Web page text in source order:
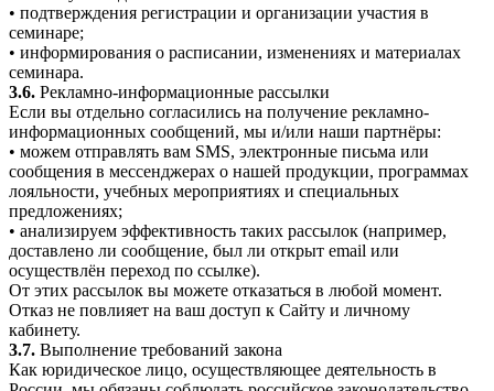
• подтверждения регистрации и организации участия в
семинаре;
• информирования о расписании, изменениях и материалах
семинара.
3.6. Рекламно-информационные рассылки
Если вы отдельно согласились на получение рекламно-
информационных сообщений, мы и/или наши партнёры:
• можем отправлять вам SMS, электронные письма или
сообщения в мессенджерах о нашей продукции, программах
лояльности, учебных мероприятиях и специальных
предложениях;
• анализируем эффективность таких рассылок (например,
доставлено ли сообщение, был ли открыт email или
осуществлён переход по ссылке).
От этих рассылок вы можете отказаться в любой момент.
Отказ не повлияет на ваш доступ к Сайту и личному
кабинету.
3.7. Выполнение требований закона
Как юридическое лицо, осуществляющее деятельность в